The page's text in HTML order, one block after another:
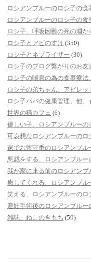
ロシアンブルーのロシ子の食
ロシアンブルーのロシ子の食
ロシ子、呼吸困難の死の淵か
ロシ子とアビのすけ (350)
ロシ子とネブライザー (30)
ロシ子のブログ繋がりのお友
ロシ子の喘息の為の食事療法。
ロシ子の弟ちゃん、アビレッ
ロシ子パパの健康管理、他。
世界の猫カフェ (6)
優しい子、ロシアンブルーの
可哀想なロシアンブルーのロ
家でお留守番のロシアンブル
悪戯をする、ロシアンブルー
我が家に来る前のロシアンブ
癒してくれる、ロシアンブル
笑える、ロシアンブルーのロ
避妊手術後のロシアンブルー
雑誌、ねこのきもち (59)